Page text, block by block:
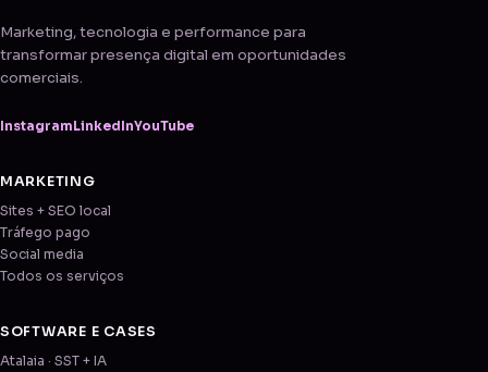
Marketing, tecnologia e performance para
transformar presença digital em oportunidades
comerciais.
Instagram LinkedInYouTube
MARKETING
Sites + SEO local
Tráfego pago
Social media
Todos os serviços
SOFTWARE E CASES
Atalaia · SST + IA